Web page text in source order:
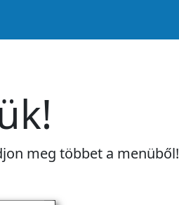
meg többet a menüből!